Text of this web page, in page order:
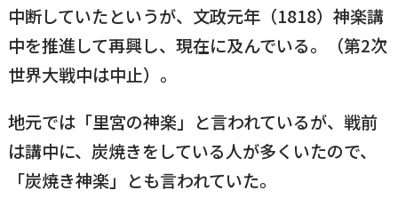
横瀬町公式note
暮らしの便利帳「わかる」
自治体間連携
中断していたというが、文政元年（1818）神楽講
中を推進して再興し、現在に及んでいる。（第2次
世界大戦中は中止）。
地元では「里宮の神楽」と言われているが、戦前
は講中に、炭焼きをしている人が多くいたので、
「炭焼き神楽」とも言われていた。